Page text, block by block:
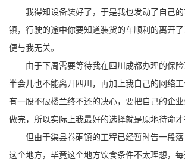
我得知设备装好了，于是我也发动了自己
镇，行驶的途中你要知道装货的车顺利的离开
便与我无关。
由于下周需要等待我在四川成都办理的保
半会儿也不能离开四川，再加上我自己的网络
有一股不破楼兰终不还的决心，要把自己的企
做完，所以实际上我最好的选择就是原地待命才
但由于渠县卷硐镇的工程已经暂时告一段
这个地方，毕竟这个地方饮食条件不太理想，